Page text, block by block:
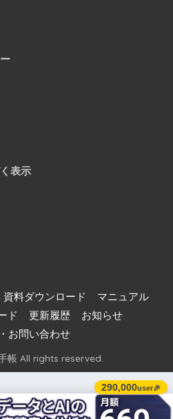
290,000user🎉
表示
資料ダウンロード
マニュアル
ド
更新履歴
お知らせ
お問い合わせ
帳 All rights reserved.